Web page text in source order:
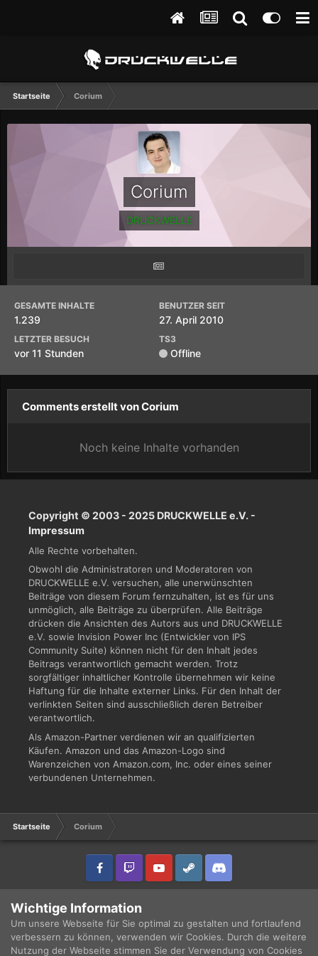
Startseite Corium
Corium
DRUCKWELLE
GESAMTE INHALTE
1.239
BENUTZER SEIT
27. April 2010
LETZTER BESUCH
vor 11 Stunden
TS3
Offline
Comments erstellt von Corium
Noch keine Inhalte vorhanden
Copyright © 2003 - 2025 DRUCKWELLE e.V. -
Impressum
Alle Rechte vorbehalten.
Obwohl die Administratoren und Moderatoren von
DRUCKWELLE e.V. versuchen, alle unerwünschten
Beiträge von diesem Forum fernzuhalten, ist es für uns
unmöglich, alle Beiträge zu überprüfen. Alle Beiträge
drücken die Ansichten des Autors aus und DRUCKWELLE
e.V. sowie Invision Power Inc (Entwickler von IPS
Community Suite) können nicht für den Inhalt jedes
Beitrags verantwortlich gemacht werden. Trotz
sorgfältiger inhaltlicher Kontrolle übernehmen wir keine
Haftung für die Inhalte externer Links. Für den Inhalt der
verlinkten Seiten sind ausschließlich deren Betreiber
verantwortlich.
Als Amazon-Partner verdienen wir an qualifizierten
Käufen. Amazon und das Amazon-Logo sind
Warenzeichen von Amazon.com, Inc. oder eines seiner
verbundenen Unternehmen.
Startseite Corium
Copyright © 2003 - 2021 DRUCKWELLE e.V. -
Powered by Invision Community
Wichtige Information
Um unsere Webseite für Sie optimal zu gestalten und fortlaufend
verbessern zu können, verwenden wir Cookies. Durch die weitere
Nutzung der Webseite stimmen Sie der Verwendung von Cookies